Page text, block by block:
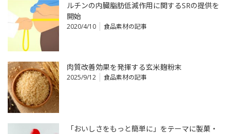
ルチンの内臓脂肪低減作用に関するSRの提供を
開始
2020/4/10 食品素材の記事
肉質改善効果を発揮する玄米麹粉末
2025/9/12 食品素材の記事
「おいしさをもっと簡単に」をテーマに製菓・